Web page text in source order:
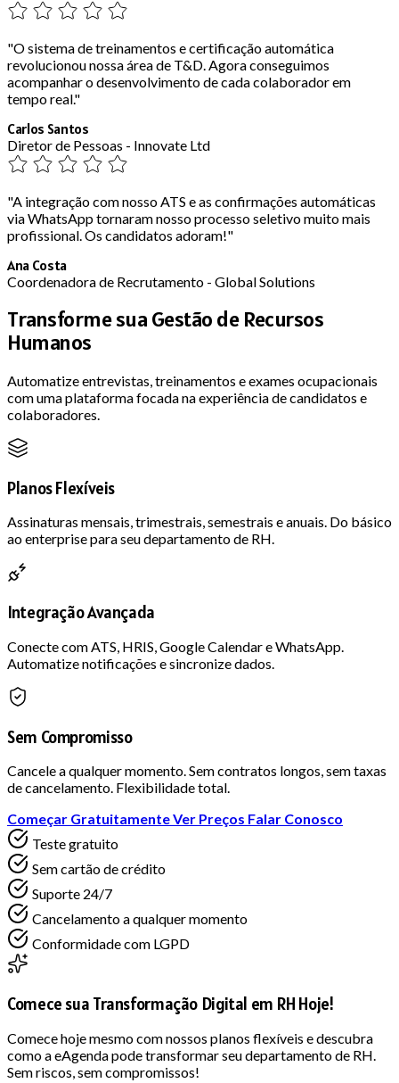
"O sistema de treinamentos e certificação automática
revolucionou nossa área de T&D. Agora conseguimos
acompanhar o desenvolvimento de cada colaborador em
tempo real."
Carlos Santos
Diretor de Pessoas - Innovate Ltd
"A integração com nosso ATS e as confirmações automáticas
via WhatsApp tornaram nosso processo seletivo muito mais
profissional. Os candidatos adoram!"
Ana Costa
Coordenadora de Recrutamento - Global Solutions
Transforme sua Gestão de Recursos
Humanos
Automatize entrevistas, treinamentos e exames ocupacionais
com uma plataforma focada na experiência de candidatos e
colaboradores.
Planos Flexíveis
Assinaturas mensais, trimestrais, semestrais e anuais. Do básico
ao enterprise para seu departamento de RH.
Integração Avançada
Conecte com ATS, HRIS, Google Calendar e WhatsApp.
Automatize notificações e sincronize dados.
Sem Compromisso
Cancele a qualquer momento. Sem contratos longos, sem taxas
de cancelamento. Flexibilidade total.
Começar GratuitamenteVer Preços Falar Conosco
Teste gratuito
Sem cartão de crédito
Suporte 24/7
Cancelamento a qualquer momento
Conformidade com LGPD
Comece sua Transformação Digital em RH Hoje!
Comece hoje mesmo com nossos planos flexíveis e descubra
como a eAgenda pode transformar seu departamento de RH.
Sem riscos, sem compromissos!